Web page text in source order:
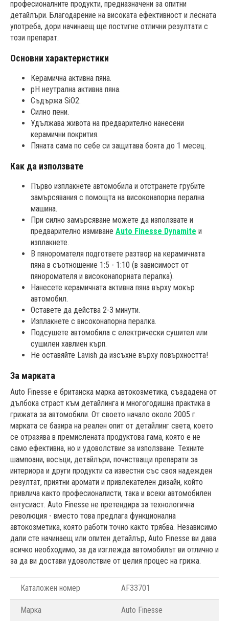
професионалните продукти, предназначени за опитни
детайлъри. Благодарение на високата ефективност и лесната
употреба, дори начинаещ ще постигне отлични резултати с
този препарат.
Основни характеристики
Керамична активна пяна.
pH неутрална активна пяна.
Съдържа SiO2.
Силно пени.
Удължава живота на предварително нанесени
керамични покрития.
Пяната сама по себе си защитава боята до 1 месец.
Как да използвате
Първо изплакнете автомобила и отстранете грубите
замърсявания с помощта на високонапорна перална
машина.
При силно замърсяване можете да използвате и
предварително измиване Auto Finesse Dynamite и
изплакнете.
В пяноромателя подгответе разтвор на керамичната
пяна в съотношение 1:5 - 1:10 (в зависимост от
пяноромателя и високонапорната пералка).
Нанесете керамичната активна пяна върху мокър
автомобил.
Оставете да действа 2-3 минути.
Изплакнете с високонапорна пералка.
Подсушете автомобила с електрически сушител или
сушилен хавлиен кърп.
Не оставяйте Lavish да изсъхне върху повърхността!
За марката
Auto Finesse е британска марка автокозметика, създадена от
дълбока страст към детайлинга и многогодишна практика в
грижата за автомобили. От своето начало около 2005 г.
марката се базира на реален опит от детайлинг света, което
се отразява в премислената продуктова гама, която е не
само ефективна, но и удоволствие за използване. Техните
шампоани, восъци, детайлъри, почистващи препарати за
интериора и други продукти са известни със своя надежден
резултат, приятни аромати и привлекателен дизайн, който
привлича както професионалисти, така и всеки автомобилен
ентусиаст. Auto Finesse не претендира за технологична
революция - вместо това предлага функционална
автокозметика, която работи точно както трябва. Независимо
дали сте начинаещ или опитен детайлър, Auto Finesse ви дава
всичко необходимо, за да изглежда автомобилът ви отлично и
за да ви достави удоволствие от целия процес на грижа.
Каталожен номер AF33701
Марка Auto Finesse